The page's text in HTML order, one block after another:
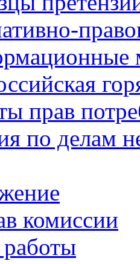
прав
по делам
комиссии